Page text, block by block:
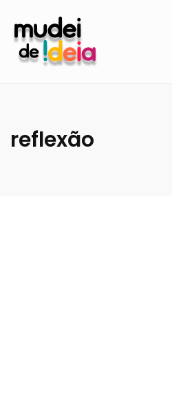
reflexão